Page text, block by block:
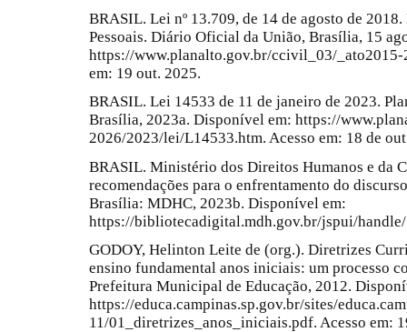
BRASIL. Lei nº 13.709, de 14 de agosto de
Pessoais. Diário Oficial da União, Brasília, 15
https://www.planalto.gov.br/ccivil_03/
em: 19 out. 2025.
BRASIL. Lei 14533 de 11 de janeiro de 2023.
Brasília, 2023a. Disponível em: https://
2026/2023/lei/L14533.htm. Acesso em: 18 de
BRASIL. Ministério dos Direitos Humanos e da
recomendações para o enfrentamento do
Brasília: MDHC, 2023b. Disponível em:
https://bibliotecadigital.mdh.gov.br/jspui/
GODOY, Helinton Leite de (org.). Diretrizes
ensino fundamental anos iniciais: um processo
Prefeitura Municipal de Educação, 2012.
https://educa.campinas.sp.gov.br/sites/
11/01_diretrizes_anos_iniciais.pdf. Acesso em: